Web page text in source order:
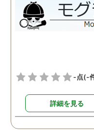
-点(-
詳細を見る